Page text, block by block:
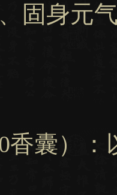
固身元
香囊）